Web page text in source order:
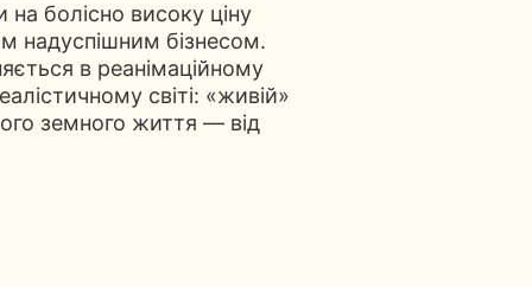
болісно високу ціну
надуспішним бізнесом.
в реанімаційному
світі: «живій»
земного життя — від